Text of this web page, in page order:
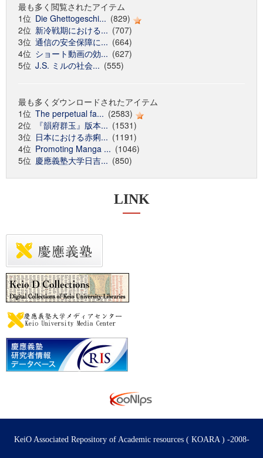
最も多く閲覧されたアイテム
1位 Die Ghettogeschi... (829)
2位 新冷戦期における... (707)
3位 通信の安全保障に... (664)
4位 ショート動画の効... (627)
5位 J.S. ミルの社会... (555)
最も多くダウンロードされたアイテム
1位 The perpetual fa... (2583)
2位
『韻府群玉』版本... (1531)
3位 日本における赤痢... (1191)
4位 Promoting Manga ... (1046)
5位 慶應義塾大学日吉... (850)
LINK
KeiO Associated Repository of Academic resources ( KOARA ) -2008-